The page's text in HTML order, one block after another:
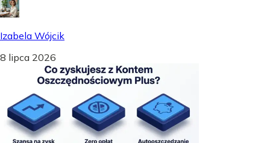
Izabela Wójcik
8 lipca 2026